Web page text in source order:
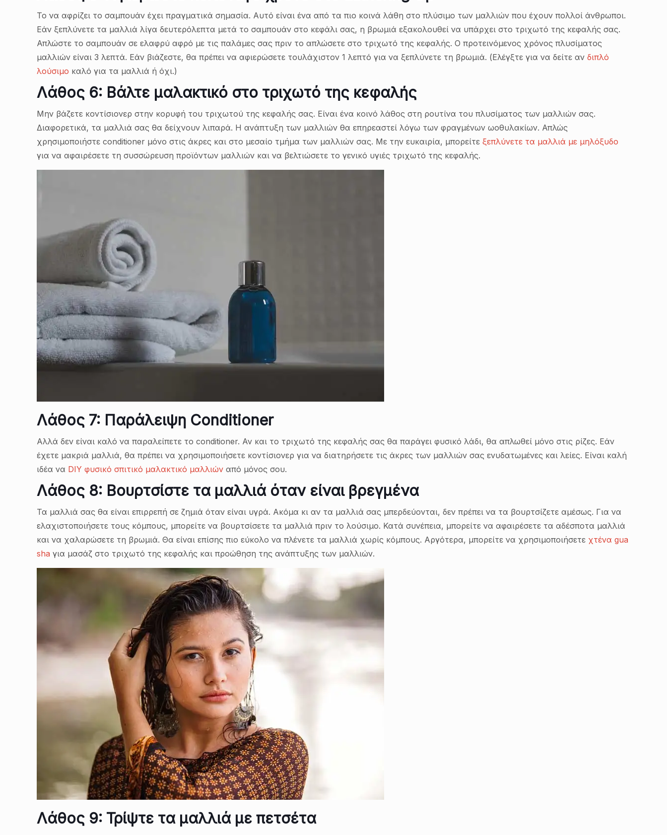
Το να αφρίζει το σαμπουάν έχει πραγματικά σημασία. Αυτό είναι ένα από τα πιο κοινά λάθη στο πλύσιμο των μαλλιών που έχουν πολλοί άνθρωποι.
Εάν ξεπλύνετε τα μαλλιά λίγα δευτερόλεπτα μετά το σαμπουάν στο κεφάλι σας, η βρωμιά εξακολουθεί να υπάρχει στο τριχωτό της κεφαλής σας.
Απλώστε το σαμπουάν σε ελαφρύ αφρό με τις παλάμες σας πριν το απλώσετε στο τριχωτό της κεφαλής. Ο προτεινόμενος χρόνος πλυσίματος
μαλλιών είναι 3 λεπτά. Εάν βιάζεστε, θα πρέπει να αφιερώσετε τουλάχιστον 1 λεπτό για να ξεπλύνετε τη βρωμιά. (Ελέγξτε για να δείτε ανδιπλό
λούσιμο καλό για τα μαλλιά ή όχι.)
Λάθος 6: Βάλτε μαλακτικό στο τριχωτό της κεφαλής
Μην βάζετε κοντίσιονερ στην κορυφή του τριχωτού της κεφαλής σας. Είναι ένα κοινό λάθος στη ρουτίνα του πλυσίματος των μαλλιών σας.
Διαφορετικά, τα μαλλιά σας θα δείχνουν λιπαρά. Η ανάπτυξη των μαλλιών θα επηρεαστεί λόγω των φραγμένων ωοθυλακίων. Απλώς
χρησιμοποιήστε conditioner μόνο στις άκρες και στο μεσαίο τμήμα των μαλλιών σας. Με την ευκαιρία, μπορείτεξεπλύνετε τα μαλλιά με μηλόξυδο
για να αφαιρέσετε τη συσσώρευση προϊόντων μαλλιών και να βελτιώσετε το γενικό υγιές τριχωτό της κεφαλής.
Λάθος 7: Παράλειψη Conditioner
Αλλά δεν είναι καλό να παραλείπετε το conditioner. Αν και το τριχωτό της κεφαλής σας θα παράγει φυσικό λάδι, θα απλωθεί μόνο στις ρίζες. Εάν
έχετε μακριά μαλλιά, θα πρέπει να χρησιμοποιήσετε κοντίσιονερ για να διατηρήσετε τις άκρες των μαλλιών σας ενυδατωμένες και λείες. Είναι καλή
ιδέα να DIY φυσικό σπιτικό μαλακτικό μαλλιών από μόνος σου.
Λάθος 8: Βουρτσίστε τα μαλλιά όταν είναι βρεγμένα
Τα μαλλιά σας θα είναι επιρρεπή σε ζημιά όταν είναι υγρά. Ακόμα κι αν τα μαλλιά σας μπερδεύονται, δεν πρέπει να τα βουρτσίζετε αμέσως. Για να
ελαχιστοποιήσετε τους κόμπους, μπορείτε να βουρτσίσετε τα μαλλιά πριν το λούσιμο. Κατά συνέπεια, μπορείτε να αφαιρέσετε τα αδέσποτα μαλλιά
και να χαλαρώσετε τη βρωμιά. Θα είναι επίσης πιο εύκολο να πλένετε τα μαλλιά χωρίς κόμπους. Αργότερα, μπορείτε να χρησιμοποιήσετε χτένα gua
sha για μασάζ στο τριχωτό της κεφαλής και προώθηση της ανάπτυξης των μαλλιών.
Λάθος 9: Τρίψτε τα μαλλιά με πετσέτα